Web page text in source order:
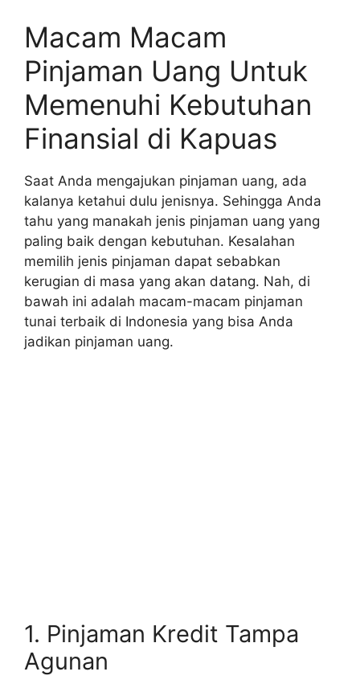
Macam Macam
Pinjaman Uang Untuk
Memenuhi Kebutuhan
Finansial di Kapuas
Saat Anda mengajukan pinjaman uang, ada
kalanya ketahui dulu jenisnya. Sehingga Anda
tahu yang manakah jenis pinjaman uang yang
paling baik dengan kebutuhan. Kesalahan
memilih jenis pinjaman dapat sebabkan
kerugian di masa yang akan datang. Nah, di
bawah ini adalah macam-macam pinjaman
tunai terbaik di Indonesia yang bisa Anda
jadikan pinjaman uang.
1. Pinjaman Kredit Tampa
Agunan